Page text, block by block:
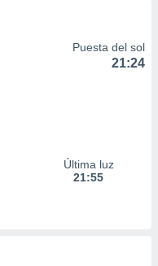
Puesta del sol
21:24
Última luz
21:55